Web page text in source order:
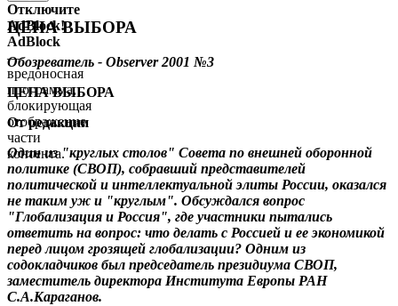
Отключите
AdBlock!
AdBlock
—
вредоносная
программа,
блокирующая
отображение
части
контента.
ЦЕНА ВЫБОРА
Обозреватель - Observer 2001 №3
ЦЕНА ВЫБОРА
От редакции
Один из "круглых столов" Совета по внешней оборонной
политике (СВОП), собравший представителей
политической и интеллектуальной элиты России, оказался
не таким уж и "круглым". Обсуждался вопрос
"Глобализация и Россия", где участники пытались
ответить на вопрос: что делать с Россией и ее экономикой
перед лицом грозящей глобализации? Одним из
содокладчиков был председатель президиума СВОП,
заместитель директора Института Европы РАН
С.А.Караганов.